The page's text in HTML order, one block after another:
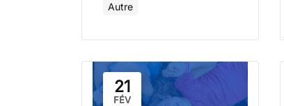
Autre
21
FÉV